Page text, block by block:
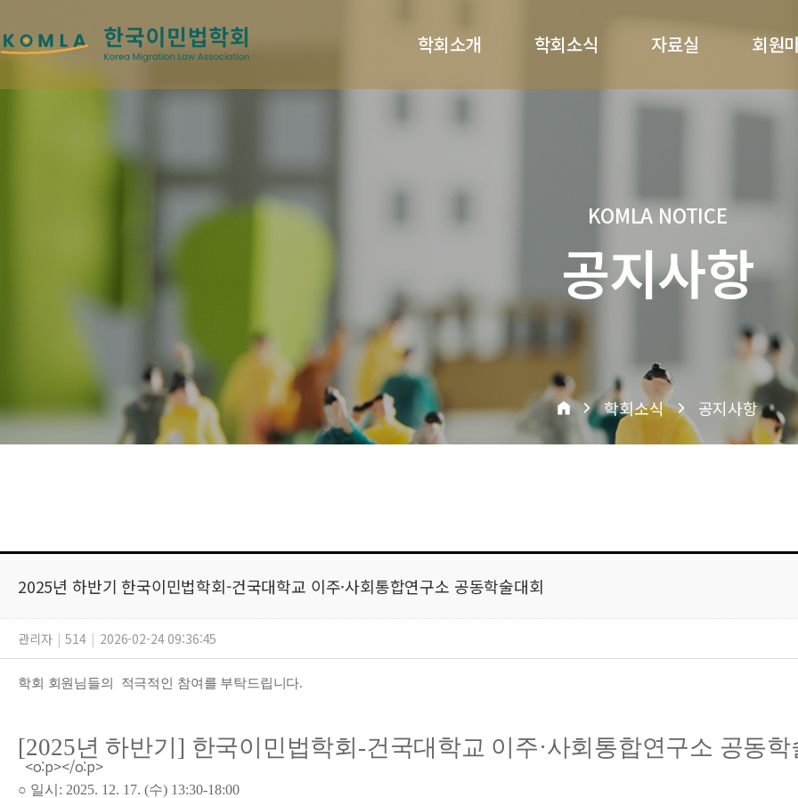
학회소개 학회소식 자료실 회원
KOMLA NOTICE
공지사항
학회소식 공지사항
2025년 하반기 한국이민법학회-건국대학교 이주·사회통합연구소 공동학술대회
관리자 | 514 | 2026-02-24 09:36:45
학회 회원 님들의 적극적인 참여를 부탁드립니다.
[2025년 하반기 ] 한국이민법학회 -건국대학교 이주·사회통합연구소 공동학
<o:p></o:p>
○ 일시 : 2025. 12. 17. (수) 13:30-18:00